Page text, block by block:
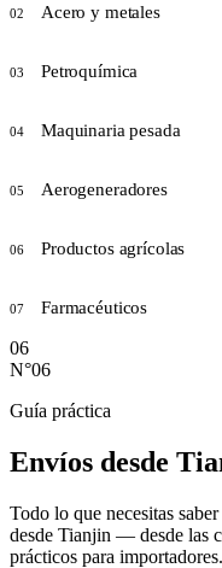
02 Acero y metales
03 Petroquímica
04 Maquinaria pesada
05 Aerogeneradores
06 Productos agrícolas
07 Farmacéuticos
06
N°06
Guía práctica
Envíos desde
Todo lo que necesitas
desde Tianjin — desde las
prácticos para importadores.